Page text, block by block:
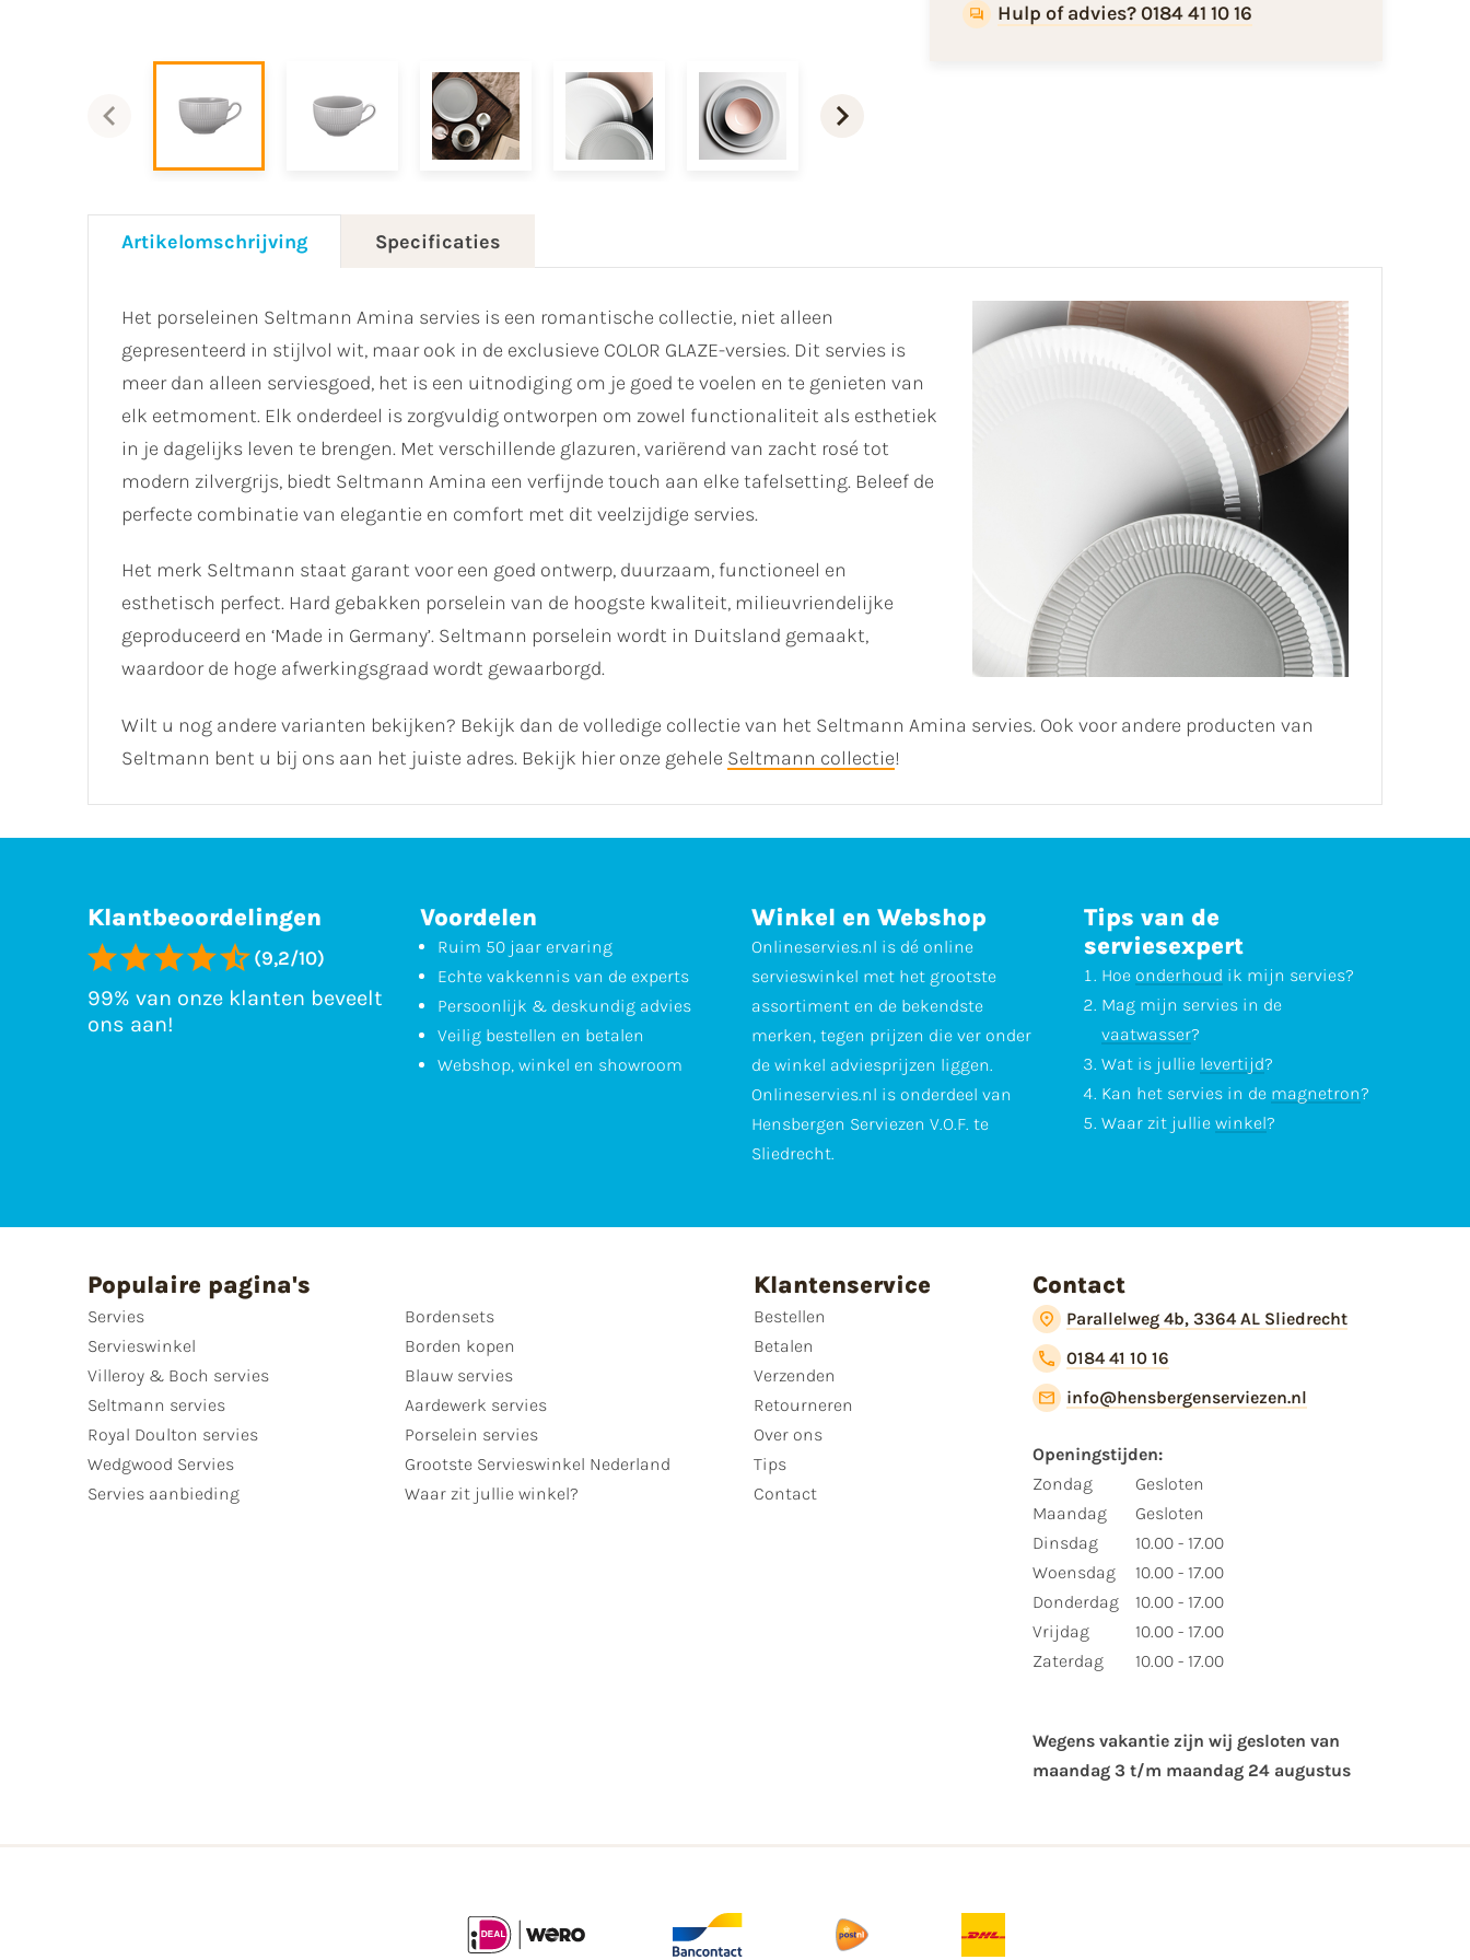
Hulp of advies? 0184 41 10 16
Artikelomschrijving Specificaties
Het porseleinen Seltmann Amina servies is een romantische collectie, niet alleen
gepresenteerd in stijlvol wit, maar ook in de exclusieve COLOR GLAZE-versies. Dit servies is
meer dan alleen serviesgoed, het is een uitnodiging om je goed te voelen en te genieten van
elk eetmoment. Elk onderdeel is zorgvuldig ontworpen om zowel functionaliteit als esthetiek
in je dagelijks leven te brengen. Met verschillende glazuren, variërend van zacht rosé tot
modern zilvergrijs, biedt Seltmann Amina een verfijnde touch aan elke tafelsetting. Beleef de
perfecte combinatie van elegantie en comfort met dit veelzijdige servies.
Het merk Seltmann staat garant voor een goed ontwerp, duurzaam, functioneel en
esthetisch perfect. Hard gebakken porselein van de hoogste kwaliteit, milieuvriendelijke
geproduceerd en ‘Made in Germany’. Seltmann porselein wordt in Duitsland gemaakt,
waardoor de hoge afwerkingsgraad wordt gewaarborgd.
Wilt u nog andere varianten bekijken? Bekijk dan de volledige collectie van het Seltmann Amina servies. Ook voor andere producten van
Seltmann bent u bij ons aan het juiste adres. Bekijk hier onze gehele Seltmann collectie!
Klantbeoordelingen
(9,2/10)
99% van onze klanten beveelt
ons aan!
Voordelen
Ruim 50 jaar ervaring
Echte vakkennis van de experts
Persoonlijk & deskundig advies
Veilig bestellen en betalen
Webshop, winkel en showroom
Winkel en Webshop
Onlineservies.nl is dé online
servieswinkel met het grootste
assortiment en de bekendste
merken, tegen prijzen die ver onder
de winkel adviesprijzen liggen.
Onlineservies.nl is onderdeel van
Hensbergen Serviezen V.O.F. te
Sliedrecht.
Tips van de
serviesexpert
Hoe onderhoud ik mijn servies?
Mag mijn servies in de
vaatwasser?
Wat is jullie levertijd?
Kan het servies in de magnetron?
Waar zit jullie winkel?
Populaire pagina's
Servies
Servieswinkel
Villeroy & Boch servies
Seltmann servies
Royal Doulton servies
Wedgwood Servies
Servies aanbieding
Bordensets
Borden kopen
Blauw servies
Aardewerk servies
Porselein servies
Grootste Servieswinkel Nederland
Waar zit jullie winkel?
Klantenservice
Bestellen
Betalen
Verzenden
Retourneren
Over ons
Tips
Contact
Contact
Parallelweg 4b, 3364 AL Sliedrecht
0184 41 10 16
info@hensbergenserviezen.nl
Openingstijden:
Zondag
Maandag
Dinsdag
Woensdag
Donderdag
Vrijdag
Zaterdag
Gesloten
Gesloten
10.00 - 17.00
10.00 - 17.00
10.00 - 17.00
10.00 - 17.00
10.00 - 17.00
Wegens vakantie zijn wij gesloten van ​
maandag 3 t/m maandag 24 augustus